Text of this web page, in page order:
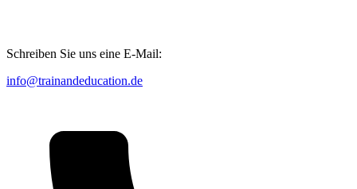
Schreiben Sie uns eine E-Mail:
info@trainandeducation.de